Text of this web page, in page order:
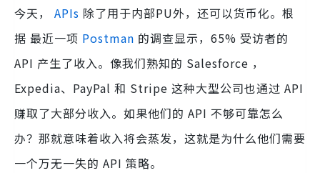
今天， APIs 除了用于内部PU外，还可以货币化。根
据 最近一项 Postman 的调查显示，65% 受访者的
API 产生了收入。像我们熟知的 Salesforce ，
Expedia、PayPal 和 Stripe 这种大型公司也通过 API
赚取了大部分收入。如果他们的 API 不够可靠怎么
办？那就意味着收入将会蒸发，这就是为什么他们需要
一个万无一失的 API 策略。